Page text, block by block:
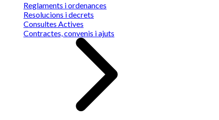
Reglaments i ordenances
Resolucions i decrets
Consultes Actives
Contractes, convenis i ajuts